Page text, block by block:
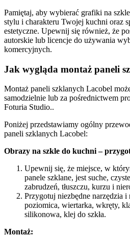
Pamiętaj, aby wybierać grafiki na
stylu i charakteru Twojej kuchni oraz
estetyczne. Upewnij się również, że
autorskie lub licencje do używania
komercyjnych.
Jak wygląda montaż paneli
Montaż paneli szklanych Lacobel
samodzielnie lub za pośrednictwem
Foturia Studio..
Poniżej przedstawiamy ogólny
paneli szklanych Lacobel:
Obrazy na szkle do kuchni –
Upewnij się, że miejsce, w
panele szklane, jest suche,
zabrudzeń, tłuszczu, kurzu i
Przygotuj niezbędne narzędzia i
poziomica, wiertarka, wkręty,
silikonowa, klej do szkła.
Montaż: